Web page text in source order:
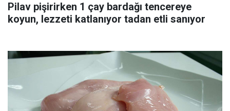
Pilav pişirirken 1 çay bardağı tencereye
koyun, lezzeti katlanıyor tadan etli sanıyor